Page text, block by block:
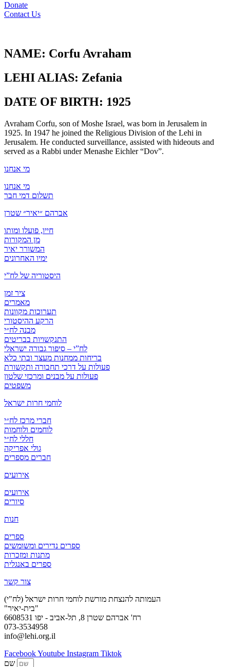
Donate
Contact Us
NAME: Corfu Avraham
LEHI ALIAS: Zefania
DATE OF BIRTH: 1925
Avraham Corfu, son of Moshe Israel, was born in Jerusalem in
1925. In 1947 he joined the Religious Division of the Lehi in
Jerusalem. He conducted surveillance, assisted with hideouts and
served as a Rabbi under Menashe Eichler “Dov”.
מי אנחנו
מי אנחנו
תשלום דמי חבר
אברהם ״יאיר״ שטרן
חייו, פועלו ומותו
מן המקורות
המשורר יאיר
ימיו האחרונים
היסטוריה של לח”י
ציר זמן
מאמרים
תערוכות מקוונות
הרקע ההיסטורי
מבנה לח״י
התנקשויות בבריטים
לח”י – סיפור גבורה ישראלי
בריחות ממחנות מעצר ובתי כלא
פעולות על דרכי תחבורה ותקשורת
פעולות על מבנים ומרכזי שלטון
משפטים
לוחמי חרות ישראל
חברי מרכז לח״י
לוחמים ולוחמות
חללי לח״י
גולי אפריקה
חברים מספרים
אירועים
אירועים
סיורים
חנות
ספרים
ספרים נדירים ומשומשים
מתנות ומזכרות
ספרים באנגלית
צור קשר
העמותה להנצחת מורשת לוחמי חרות ישראל (לח"י)
"בית-יאיר"
רח' אברהם שטרן 8, תל-אביב - יפו 6608531
073-3534958
info@lehi.org.il
FacebookYoutube Instagram Tiktok